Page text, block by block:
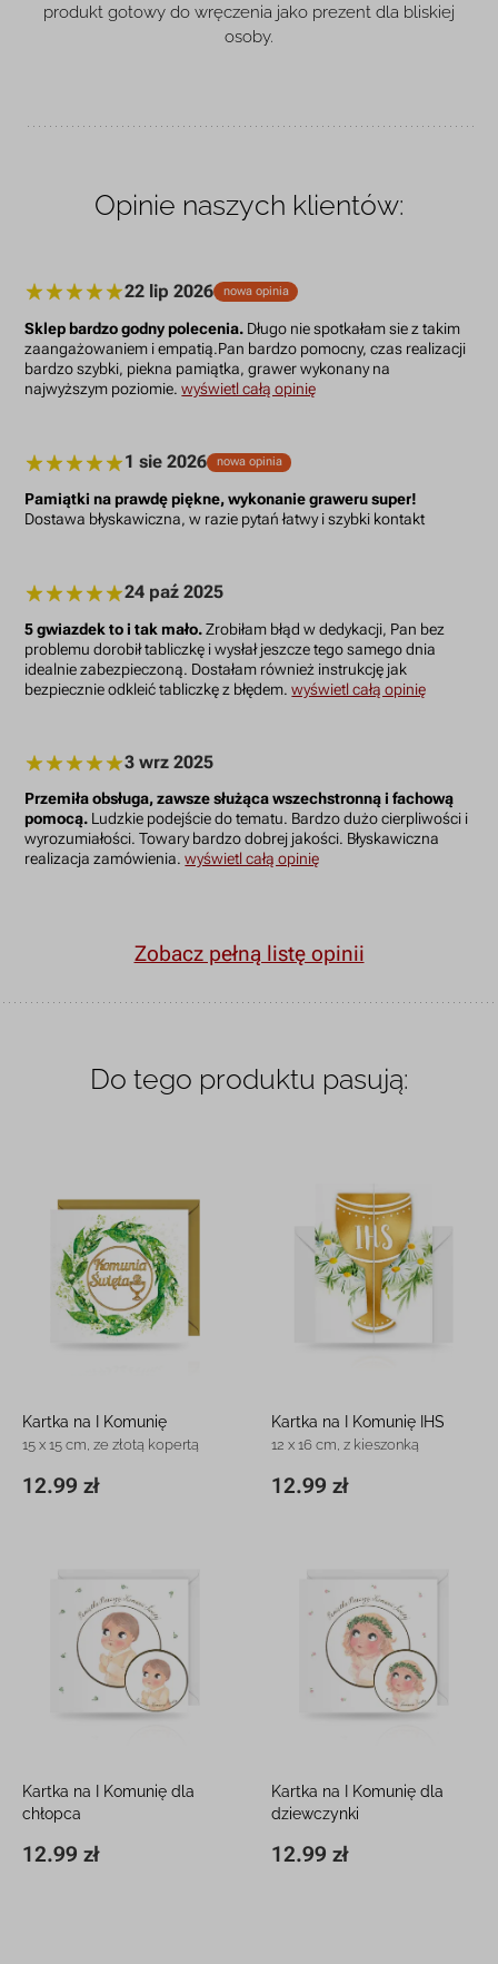
produkt gotowy do wręczenia jako prezent dla bliskiej
osoby.
Opinie naszych klientów:
22 lip 2026 nowa opinia
Sklep bardzo godny polecenia. Długo nie spotkałam sie z takim
zaangażowaniem i empatią.Pan bardzo pomocny, czas realizacji
bardzo szybki, piekna pamiątka, grawer wykonany na
najwyższym poziomie.wyświetl całą opinię
1 sie 2026 nowa opinia
Pamiątki na prawdę piękne, wykonanie graweru super!
Dostawa błyskawiczna, w razie pytań łatwy i szybki kontakt
24 paź 2025
5 gwiazdek to i tak mało.Zrobiłam błąd w dedykacji, Pan bez
problemu dorobił tabliczkę i wysłał jeszcze tego samego dnia
idealnie zabezpieczoną. Dostałam również instrukcję jak
bezpiecznie odkleić tabliczkę z błędem.wyświetl całą opinię
3 wrz 2025
Przemiła obsługa, zawsze służąca wszechstronną i fachową
pomocą. Ludzkie podejście do tematu. Bardzo dużo cierpliwości i
wyrozumiałości. Towary bardzo dobrej jakości. Błyskawiczna
realizacja zamówienia.wyświetl całą opinię
Zobacz pełną listę opinii
Do tego produktu pasują:
Kartka na I Komunię
15 x 15 cm, ze złotą kopertą
12.99 zł
15 x 15 cm
Kartka na I Komunię IHS
12 x 16 cm, z kieszonką
12.99 zł
11,8 x 16,3 cm
Kartka na I Komunię dla
chłopca
12.99 zł
15 x 15 cm
Kartka na I Komunię dla
dziewczynki
12.99 zł
15 x 15 cm